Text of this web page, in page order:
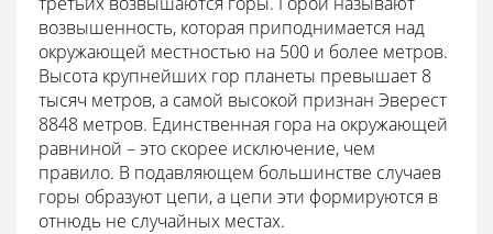
возвышенность, которая приподнимается над
окружающей местностью на 500 и более метров.
Высота крупнейших гор планеты превышает 8
тысяч метров, а самой высокой признан Эверест
8848 метров. Единственная гора на окружающей
равниной – это скорее исключение, чем
правило. В подавляющем большинстве случаев
горы образуют цепи, а цепи эти формируются в
отнюдь не случайных местах.